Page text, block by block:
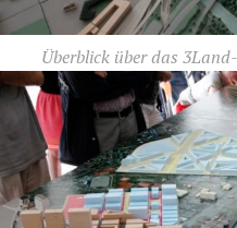
Überblick über das